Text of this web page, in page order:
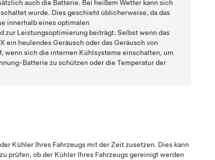
auch die Batterie. Bei heißem Wetter kann sich
wurde. Dies geschieht üblicherweise, da das
innerhalb eines optimalen
zur Leistungsoptimierung beiträgt. Selbst wenn das
ein heulendes Geräusch oder das Geräusch von
wenn sich die internen Kühlsysteme einschalten, um
-Batterie zu schützen oder die Temperatur der
Kühler Ihres Fahrzeugs mit der Zeit zusetzen. Dies kann
prüfen, ob der Kühler Ihres Fahrzeugs gereinigt werden